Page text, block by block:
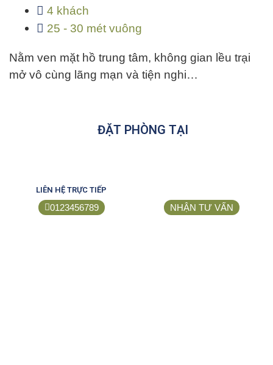
4 khách
25 - 30 mét vuông
Nằm ven mặt hồ trung tâm, không gian lều trại
mở vô cùng lãng mạn và tiện nghi…
ĐẶT PHÒNG TẠI
LIÊN HỆ TRỰC TIẾP
0123456789 NHẬN TƯ VẤN